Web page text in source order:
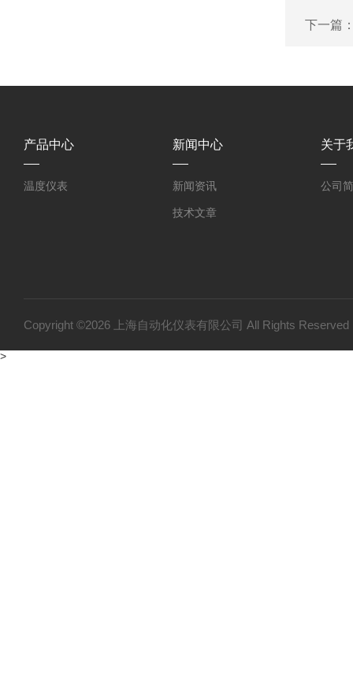
下一篇
产品中心
温度仪表
新闻中心
新闻资讯
技术文章
关于
公司
Copyright ©2026 上海自动化仪表有限公司 All Rights
>